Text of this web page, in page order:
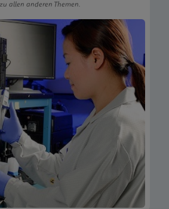
allen anderen Themen.